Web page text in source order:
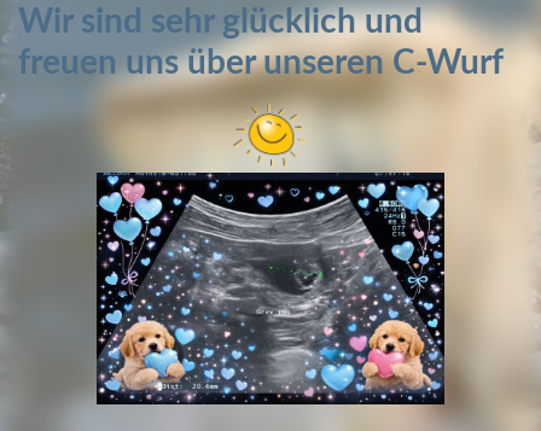
Wir sind sehr glücklich und
freuen uns über unseren C-Wurf